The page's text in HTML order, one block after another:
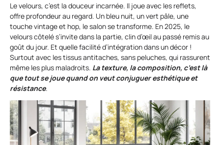
Le velours, c’est la douceur incarnée. Il joue avec les reflets,
offre profondeur au regard. Un bleu nuit, un vert pâle, une
touche vintage et hop, le salon se transforme. En 2025, le
velours côtelé s’invite dans la partie, clin d’œil au passé remis au
goût du jour. Et quelle facilité d’intégration dans un décor !
Surtout avec les tissus antitaches, sans peluches, qui rassurent
même les plus maladroits. La texture, la composition, c’est là
que tout se joue quand on veut conjuguer esthétique et
résistance.